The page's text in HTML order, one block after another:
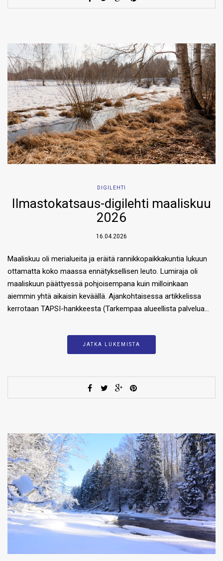
DIGILEHTI
Ilmastokatsaus-digilehti maaliskuu
2026
16.04.2026
Maaliskuu oli merialueita ja eräitä rannikkopaikkakuntia lukuun
ottamatta koko maassa ennätyksellisen leuto. Lumiraja oli
maaliskuun päättyessä pohjoisempana kuin milloinkaan
aiemmin yhtä aikaisin keväällä. Ajankohtaisessa artikkelissa
kerrotaan TAPSI-hankkeesta (Tarkempaa alueellista palvelua…
JATKA LUKEMISTA